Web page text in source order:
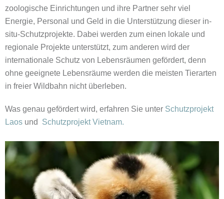
zoologische Einrichtungen und ihre Partner sehr viel
Energie, Personal und Geld in die Unterstützung dieser in-
situ-Schutzprojekte. Dabei werden zum einen lokale und
regionale Projekte unterstützt, zum anderen wird der
internationale Schutz von Lebensräumen gefördert, denn
ohne geeignete Lebensräume werden die meisten Tierarten
in freier Wildbahn nicht überleben.
Was genau gefördert wird, erfahren Sie unter Schutzprojekt
Laos und Schutzprojekt Vietnam.